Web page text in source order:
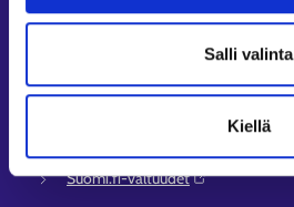
Salli valinta
Kiellä
Työ- ja elinkeinoministeriö⁠
Aluehallinnon asiointipalvelu⁠
Osaamispolku⁠
Suomi.fi-valtuudet⁠